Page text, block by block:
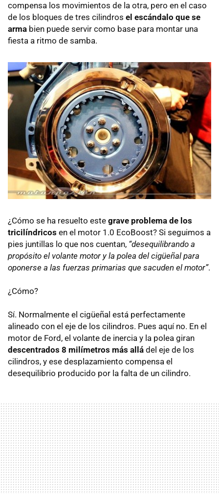
compensa los movimientos de la otra, pero en el caso
de los bloques de tres cilindros el escándalo que se
arma bien puede servir como base para montar una
fiesta a ritmo de samba.
¿Cómo se ha resuelto este grave problema de los
tricilíndricos en el motor 1.0 EcoBoost? Si seguimos a
pies juntillas lo que nos cuentan, “desequilibrando a
propósito el volante motor y la polea del cigüeñal para
oponerse a las fuerzas primarias que sacuden el motor”.
¿Cómo?
Sí. Normalmente el cigüeñal está perfectamente
alineado con el eje de los cilindros. Pues aquí no. En el
motor de Ford, el volante de inercia y la polea giran
descentrados 8 milímetros más allá del eje de los
cilindros, y ese desplazamiento compensa el
desequilibrio producido por la falta de un cilindro.